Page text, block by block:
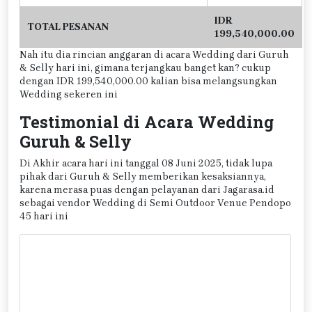
TOTAL PESANAN
IDR
199,540,000.00
Nah itu dia rincian anggaran di acara Wedding dari Guruh
& Selly hari ini, gimana terjangkau banget kan? cukup
dengan IDR 199,540,000.00 kalian bisa melangsungkan
Wedding sekeren ini
Testimonial di Acara Wedding
Guruh & Selly
Di Akhir acara hari ini tanggal 08 Juni 2025, tidak lupa
pihak dari Guruh & Selly memberikan kesaksiannya,
karena merasa puas dengan pelayanan dari Jagarasa.id
sebagai vendor Wedding di Semi Outdoor Venue Pendopo
45 hari ini